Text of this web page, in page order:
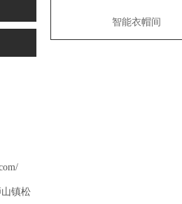
镇松
智能衣帽间
立即询价